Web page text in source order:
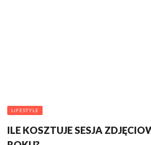
LIFESTYLE
ILE KOSZTUJE SESJA